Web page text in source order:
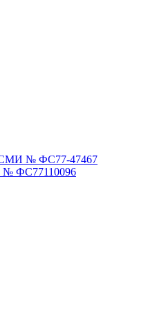
СМИ № ФС77-47467
№ ФС77110096